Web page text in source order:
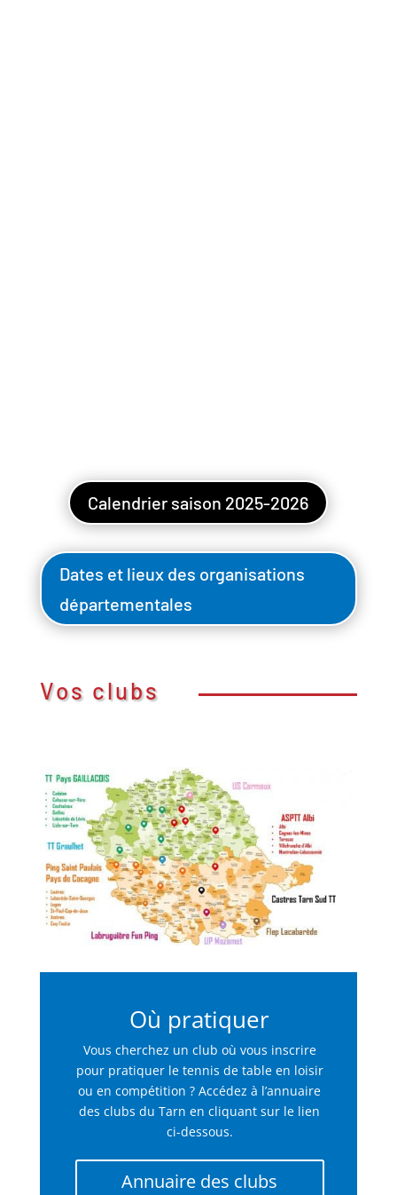
Calendrier saison 2025-2026
Dates et lieux des organisations
départementales
Vos clubs
Où pratiquer
Vous cherchez un club où vous inscrire
pour pratiquer le tennis de table en loisir
ou en compétition ? Accédez à l’annuaire
des clubs du Tarn en cliquant sur le lien
ci-dessous.
Annuaire des clubs